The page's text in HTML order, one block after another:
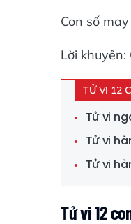
Con số
Lời
TỬ VI 12
Tử vi
Tử vi
Tử vi
Tử vi 12